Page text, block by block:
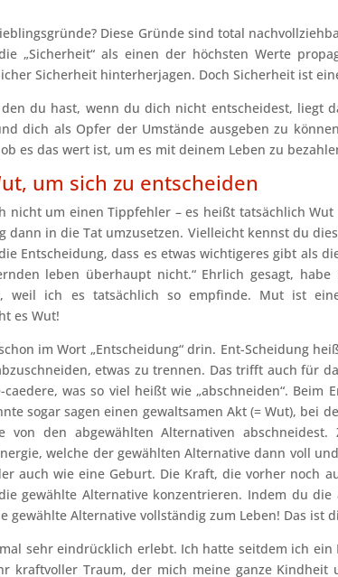
Diese Gründe sind total
„Sicherheit“ als einen der höchsten Werte
Sicherheit hinterherjagen. Doch Sicherheit ist
du hast, wenn du dich nicht entscheidest, liegt
dich als Opfer der Umstände ausgeben zu
es das wert ist, um es mit deinem Leben zu
um sich zu entscheiden
nicht um einen Tippfehler – es heißt tatsächlich
dann in die Tat umzusetzen. Vielleicht kennst du
Entscheidung, dass es etwas wichtigeres gibt als
leben überhaupt nicht.“ Ehrlich gesagt,
weil ich es tatsächlich so empfinde. Mut ist
es Wut!
im Wort „Entscheidung“ drin. Ent-Scheidung
etwas zu trennen. Das trifft auch für
was so viel heißt wie „abschneiden“. Beim
sogar sagen einen gewaltsamen Akt (= Wut), bei
von den abgewählten Alternativen
welche der gewählten Alternative dann voll
auch wie eine Geburt. Die Kraft, die vorher noch
gewählte Alternative konzentrieren. Indem du
gewählte Alternative vollständig zum Leben! Das ist
sehr eindrücklich erlebt. Ich hatte seitdem ich
kraftvoller Traum, der mich meine ganze